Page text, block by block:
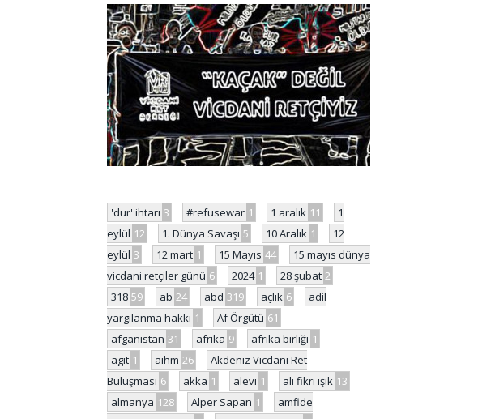
'dur' ihtarı 3 #refusewar 1 1 aralık 11
1
eylül 12 1. Dünya Savaşı 5 10 Aralık 1
12
eylül 3 12 mart 1 15 Mayıs 44
15 mayıs dünya
vicdani retçiler günü 6 2024 1 28 şubat 2
318 59 ab 24 abd 319 açlık 6
adil
yargılanma hakkı 1 Af Örgütü 61
afganistan 31 afrika 9 afrika birliği 1
agit 1 aihm 26
Akdeniz Vicdani Ret
Buluşması 6 akka 1 alevi 1 ali fikri ışık 13
almanya 128 Alper Sapan 1
amfide